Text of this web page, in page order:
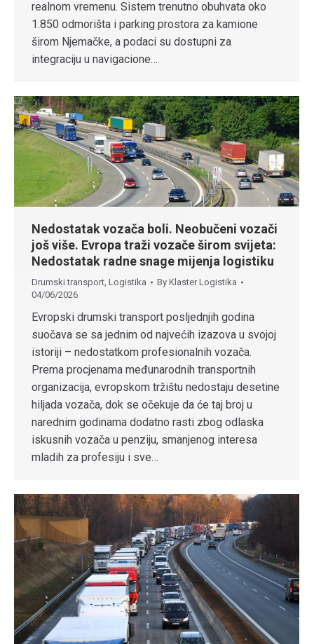
realnom vremenu. Sistem trenutno obuhvata oko
1.850 odmorišta i parking prostora za kamione
širom Njemačke, a podaci su dostupni za
integraciju u navigacione…
Nedostatak vozača boli. Neobučeni vozači
još više. Evropa traži vozače širom svijeta:
Nedostatak radne snage mijenja logistiku
Drumski transport, Logistika By Klaster Logistika
04/06/2026
Evropski drumski transport posljednjih godina
suočava se sa jednim od najvećih izazova u svojoj
istoriji – nedostatkom profesionalnih vozača.
Prema procjenama međunarodnih transportnih
organizacija, evropskom tržištu nedostaju desetine
hiljada vozača, dok se očekuje da će taj broj u
narednim godinama dodatno rasti zbog odlaska
iskusnih vozača u penziju, smanjenog interesa
mladih za profesiju i sve…